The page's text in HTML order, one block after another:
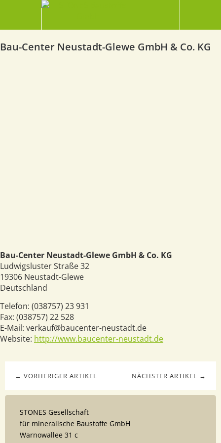
Bau-Center Neustadt-Glewe GmbH & Co. KG
Bau-Center Neustadt-Glewe GmbH & Co. KG
Ludwigsluster Straße 32
19306 Neustadt-Glewe
Deutschland
Telefon: (038757) 23 931
Fax: (038757) 22 528
E-Mail: verkauf@baucenter-neustadt.de
Website: http://www.baucenter-neustadt.de
NÄCHSTER ARTIKEL →
← VORHERIGER ARTIKEL
STONES Gesellschaft
für mineralische Baustoffe GmbH
Warnowallee 31 c